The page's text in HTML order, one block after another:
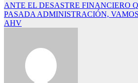
Navegación
de
ANTE EL DESASTRE FINANCIERO
PASADA ADMINISTRACIÓN,
AHV